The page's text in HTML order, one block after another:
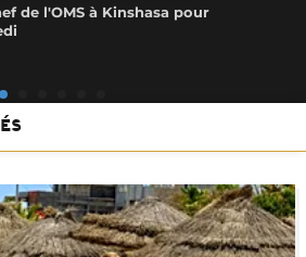
de l'OMS à Kinshasa pour